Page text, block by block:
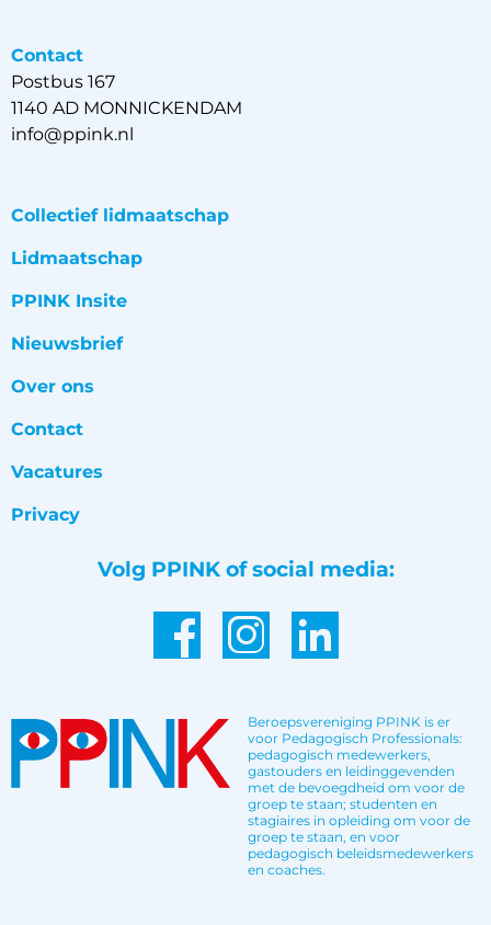
Contact
Postbus 167
1140 AD MONNICKENDAM
info@ppink.nl
Collectief lidmaatschap
Lidmaatschap
PPINK Insite
Nieuwsbrief
Over ons
Contact
Vacatures
Privacy
Volg PPINK of social media:
Beroepsvereniging PPINK is er
voor Pedagogisch Professionals:
pedagogisch medewerkers,
gastouders en leidinggevenden
met de bevoegdheid om voor de
groep te staan; studenten en
stagiaires in opleiding om voor de
groep te staan, en voor
pedagogisch beleidsmedewerkers
en coaches.